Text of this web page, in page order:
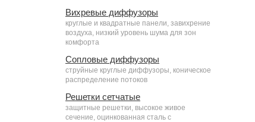
Вихревые диффузоры
круглые и квадратные панели, завихрение
воздуха, низкий уровень шума для зон
комфорта
Сопловые диффузоры
струйные круглые диффузоры, коническое
распределение потоков
Решетки сетчатые
защитные решетки, высокое живое
сечение, оцинкованная сталь с